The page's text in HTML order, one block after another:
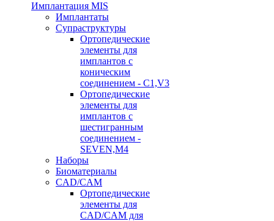
Имплантация MIS
Имплантаты
Супраструктуры
Ортопедические
элементы для
имплантов с
коническим
соединением - C1,V3
Ортопедические
элементы для
имплантов с
шестигранным
соединением -
SEVEN,M4
Наборы
Биоматериалы
CAD/CAM
Ортопедические
элементы для
CAD/CAM для